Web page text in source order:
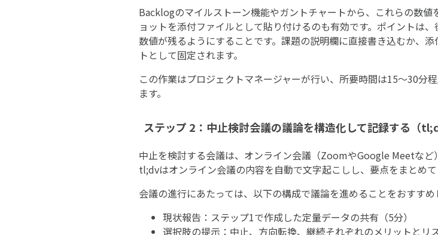
Backlogのマイルストーン機能やガントチャートから、これらの数
ョットを添付ファイルとして貼り付けるのも有効です。ポイントは
数値が残るようにすることです。課題の説明欄に直接書き込むか、
トとして固定されます。
この作業はプロジェクトマネージャーが行い、所要時間は15〜30分
ます。
ステップ 2：中止検討会議の議論を構造化して記録する（
中止を検討する会議は、オンライン会議（ZoomやGoogle Meetなど
tl;dvはオンライン会議の内容を自動で文字起こしし、要点をまとめて
会議の進行にあたっては、以下の構成で議論を進めることをおすすめ
現状報告：ステップ1で作成した定量データの共有（5分）
選択肢の提示：中止、方向転換、継続それぞれのメリットとリ